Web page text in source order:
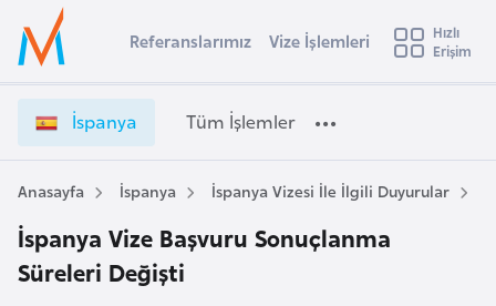
Ülke Seçimi
Başvuru yapmak istediğiniz ülkeyi seçin
Üye
Girişi
e
Referanslarımız Vize İşlemleri
Hızlı
Erişim
İspanya Tüm İşlemler
Anasayfa İspanya İspanya Vizesi İle İlgili Duyurular
İspanya Vize Başvuru Sonuçlanma
Süreleri Değişti
s
t
r
a
A